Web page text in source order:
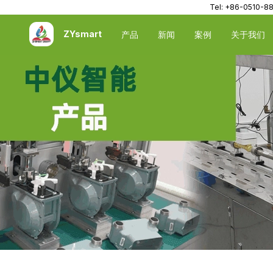
Tel: +86-0510-
ZYsmart 产品 新闻 案例 关于我们